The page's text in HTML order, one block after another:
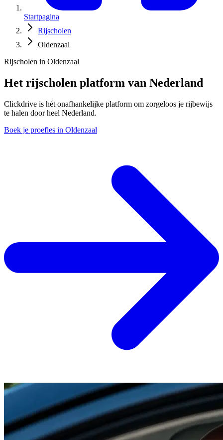
Startpagina
Rijscholen
Oldenzaal
Rijscholen in Oldenzaal
Het rijscholen platform van Nederland
Clickdrive is hét onafhankelijke platform om zorgeloos je rijbewijs
te halen door heel Nederland.
Boek je proefles in Oldenzaal